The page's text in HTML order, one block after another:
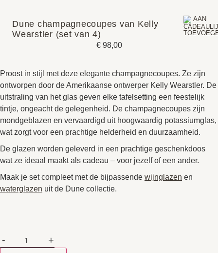
Dune champagnecoupes van Kelly
Wearstler (set van 4)
€98,00
Proost in stijl met deze elegante champagnecoupes. Ze zijn
ontworpen door de Amerikaanse ontwerper Kelly Wearstler. De
uitstraling van het glas geven elke tafelsetting een feestelijk
tintje, ongeacht de gelegenheid. De champagnecoupes zijn
mondgeblazen en vervaardigd uit hoogwaardig potassiumglas,
wat zorgt voor een prachtige helderheid en duurzaamheid.
De glazen worden geleverd in een prachtige geschenkdoos
wat ze ideaal maakt als cadeau – voor jezelf of een ander.
Maak je set compleet met de bijpassende wijnglazen en
waterglazen uit de Dune collectie.
- +